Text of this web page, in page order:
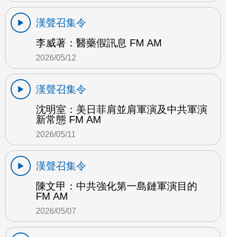
漢聲召集令
李威著：醫藥假訊息 FM AM
2026/05/12
漢聲召集令
沈明室：美日菲肩並肩軍演及中共軍演
新常態 FM AM
2026/05/11
漢聲召集令
陳文甲：中共強化第一島鏈軍演目的
FM AM
2026/05/07